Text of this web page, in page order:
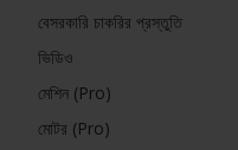
বেসরকারি চাকরির প্রস্তুতি
ভিডিও
মেশিন (Pro)
মোটর (Pro)